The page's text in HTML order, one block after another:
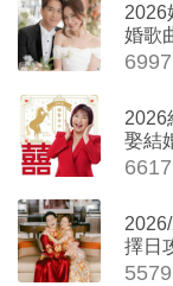
2026
婚歌
2026
娶結
擇日
擇日
沖生